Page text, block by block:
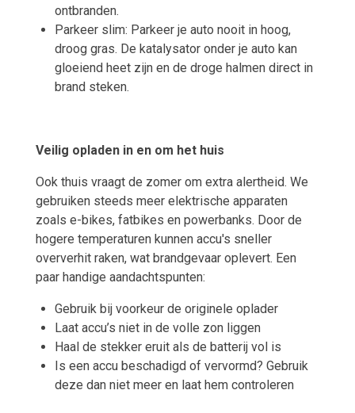
ontbranden.
Parkeer slim: Parkeer je auto nooit in hoog,
droog gras. De katalysator onder je auto kan
gloeiend heet zijn en de droge halmen direct in
brand steken.
Veilig opladen in en om het huis
Ook thuis vraagt de zomer om extra alertheid. We
gebruiken steeds meer elektrische apparaten
zoals e-bikes, fatbikes en powerbanks. Door de
hogere temperaturen kunnen accu's sneller
oververhit raken, wat brandgevaar oplevert. Een
paar handige aandachtspunten:
Gebruik bij voorkeur de originele oplader
Laat accu’s niet in de volle zon liggen
Haal de stekker eruit als de batterij vol is
Is een accu beschadigd of vervormd? Gebruik
deze dan niet meer en laat hem controleren